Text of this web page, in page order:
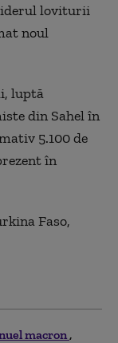
loviturii
noul
luptă
din Sahel în
5.100 de
în
Faso,
macron